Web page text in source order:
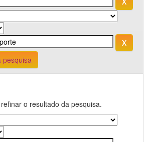
pesquisa
o resultado da pesquisa.